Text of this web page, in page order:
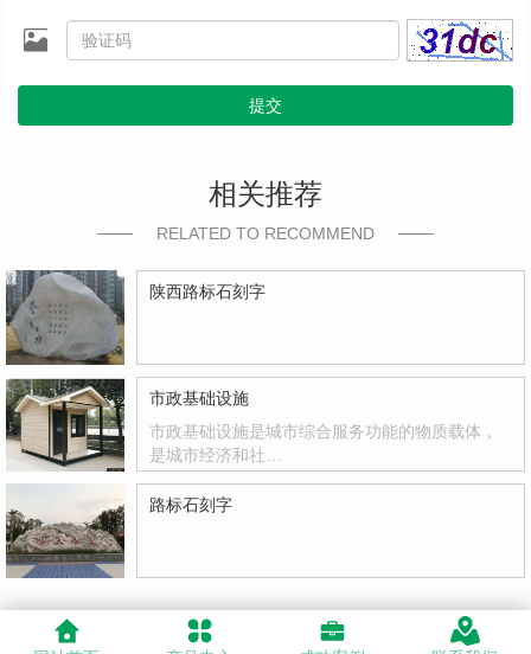
提交
相关推荐
RELATED TO RECOMMEND
陕西路标石刻字
市政基础设施
市政基础设施是城市综合服务功能的物质载体，
是城市经济和社…
路标石刻字